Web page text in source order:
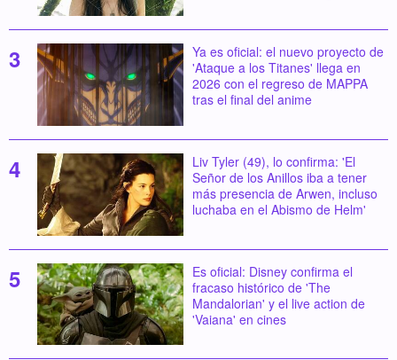
Ya es oficial: el nuevo proyecto de
'Ataque a los Titanes' llega en
2026 con el regreso de MAPPA
tras el final del anime
Liv Tyler (49), lo confirma: 'El
Señor de los Anillos iba a tener
más presencia de Arwen, incluso
luchaba en el Abismo de Helm'
Es oficial: Disney confirma el
fracaso histórico de 'The
Mandalorian' y el live action de
'Vaiana' en cines